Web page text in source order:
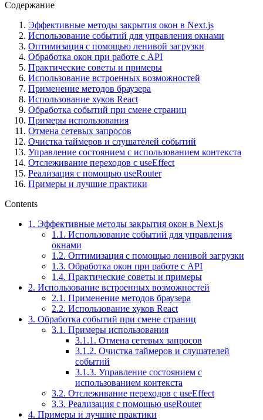
Содержание
Эффективные методы закрытия окон в Next.js
Использование событий для управления окнами
Оптимизация с помощью ленивой загрузки
Обработка окон при работе с API
Практические советы и примеры
Использование встроенных возможностей
Применение методов браузера
Использование хуков React
Обработка событий при смене страниц
Примеры использования
Отмена сетевых запросов
Очистка таймеров и слушателей событий
Управление состоянием с использованием контекста
Отслеживание переходов с useEffect
Реализация с помощью useRouter
Примеры и лучшие практики
Contents
1. Эффективные методы закрытия окон в Next.js
1.1. Использование событий для управления
окнами
1.2. Оптимизация с помощью ленивой загрузки
1.3. Обработка окон при работе с API
1.4. Практические советы и примеры
2. Использование встроенных возможностей
2.1. Применение методов браузера
2.2. Использование хуков React
3. Обработка событий при смене страниц
3.1. Примеры использования
3.1.1. Отмена сетевых запросов
3.1.2. Очистка таймеров и слушателей
событий
3.1.3. Управление состоянием с
использованием контекста
3.2. Отслеживание переходов с useEffect
3.3. Реализация с помощью useRouter
4. Примеры и лучшие практики